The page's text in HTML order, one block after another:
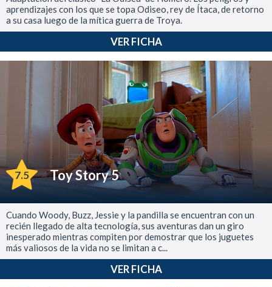
aprendizajes con los que se topa Odiseo, rey de Ítaca, de retorno
a su casa luego de la mítica guerra de Troya.
VER FICHA
7.5 Toy Story 5
Cuando Woody, Buzz, Jessie y la pandilla se encuentran con un
recién llegado de alta tecnología, sus aventuras dan un giro
inesperado mientras compiten por demostrar que los juguetes
más valiosos de la vida no se limitan a c...
VER FICHA